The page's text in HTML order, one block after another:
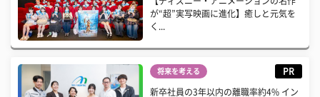
が“超”実写映画に進化】癒しと元気を
く...
将来を考える PR
新卒社員の3年以内の離職率約4% イン